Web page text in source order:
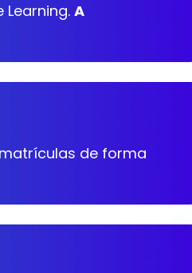
Learning.A
de forma